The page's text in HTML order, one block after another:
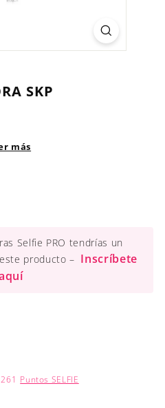
SKP
más
Selfie PRO tendrías un
producto – Inscríbete
Puntos SELFIE